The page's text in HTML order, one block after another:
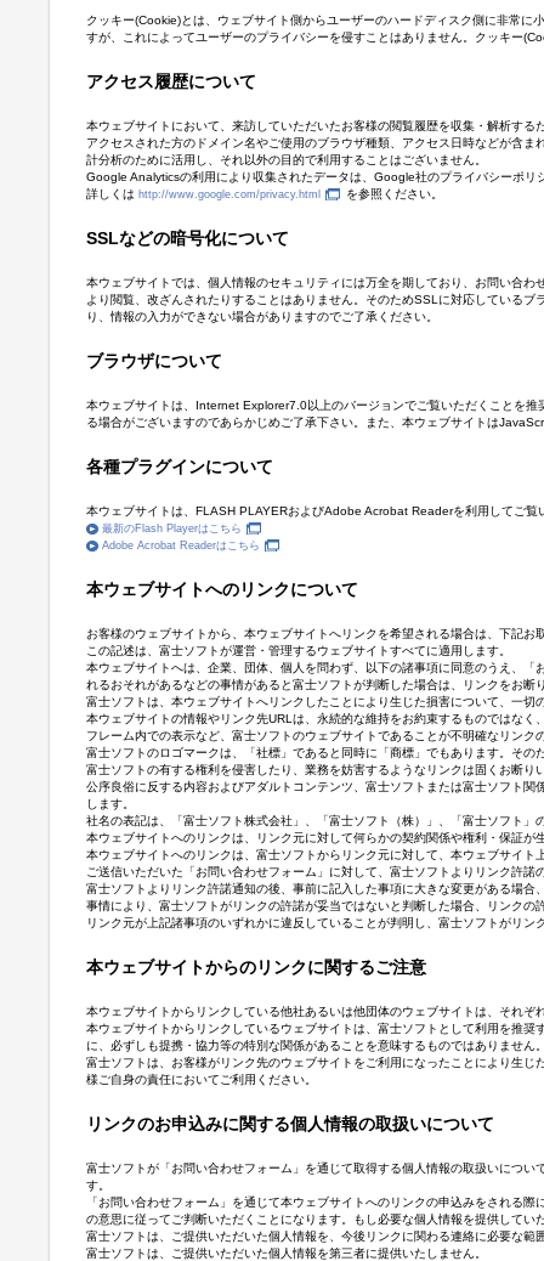
クッキー(Cookie)とは、ウェブサイト側からユーザーのハードディスク側に非常
すが、これによってユーザーのプライバシーを侵すことはありません。クッキー
アクセス履歴について
本ウェブサイトにおいて、来訪していただいたお客様の閲覧履歴を収集・解析す
アクセスされた方のドメイン名やご使用のブラウザ種類、アクセス日時などが含
計分析のために活用し、それ以外の目的で利用することはございません。
Google Analyticsの利用により収集されたデータは、Google社のプライバシーポリ
詳しくは http://www.google.com/privacy.html を参照ください。
SSLなどの暗号化について
本ウェブサイトでは、個人情報のセキュリティには万全を期しており、お問い合
より閲覧、改ざんされたりすることはありません。そのためSSLに対応している
り、情報の入力ができない場合がありますのでご了承ください。
ブラウザについて
本ウェブサイトは、Internet Explorer7.0以上のバージョンでご覧いただくことを
る場合がございますのであらかじめご了承下さい。また、本ウェブサイトは
各種プラグインについて
本ウェブサイトは、FLASH PLAYERおよびAdobe Acrobat Readerを利用してご
最新のFlash Playerはこちら
Adobe Acrobat Readerはこちら
本ウェブサイトへのリンクについて
お客様のウェブサイトから、本ウェブサイトへリンクを希望される場合は、下記お
この記述は、富士ソフトが運営・管理するウェブサイトすべてに適用します。
本ウェブサイトへは、企業、団体、個人を問わず、以下の諸事項に同意のうえ、
れるおそれがあるなどの事情があると富士ソフトが判断した場合は、リンクをお断
富士ソフトは、本ウェブサイトへリンクしたことにより生じた損害について、一切
本ウェブサイトの情報やリンク先URLは、永続的な維持をお約束するものではなく
フレーム内での表示など、富士ソフトのウェブサイトであることが不明確なリンク
富士ソフトのロゴマークは、「社標」であると同時に「商標」でもあります。そ
富士ソフトの有する権利を侵害したり、業務を妨害するようなリンクは固くお断り
公序良俗に反する内容およびアダルトコンテンツ、富士ソフトまたは富士ソフト
します。
社名の表記は、「富士ソフト株式会社」、「富士ソフト（株）」、「富士ソフト」
本ウェブサイトへのリンクは、リンク元に対して何らかの契約関係や権利・保証が
本ウェブサイトへのリンクは、富士ソフトからリンク元に対して、本ウェブサイ
ご送信いただいた「お問い合わせフォーム」に対して、富士ソフトよりリンク許
富士ソフトよりリンク許諾通知の後、事前に記入した事項に大きな変更がある場
事情により、富士ソフトがリンクの許諾が妥当ではないと判断した場合、リンクの
リンク元が上記諸事項のいずれかに違反していることが判明し、富士ソフトがリ
本ウェブサイトからのリンクに関するご注意
本ウェブサイトからリンクしている他社あるいは他団体のウェブサイトは、それ
本ウェブサイトからリンクしているウェブサイトは、富士ソフトとして利用を推
に、必ずしも提携・協力等の特別な関係があることを意味するものではありません
富士ソフトは、お客様がリンク先のウェブサイトをご利用になったことにより生
様ご自身の責任においてご利用ください。
リンクのお申込みに関する個人情報の取扱いについて
富士ソフトが「お問い合わせフォーム」を通じて取得する個人情報の取扱いにつ
す。
「お問い合わせフォーム」を通じて本ウェブサイトへのリンクの申込みをされる
の意思に従ってご判断いただくことになります。もし必要な個人情報を提供して
富士ソフトは、ご提供いただいた個人情報を、今後リンクに関わる連絡に必要な範
富士ソフトは、ご提供いただいた個人情報を第三者に提供いたしません。